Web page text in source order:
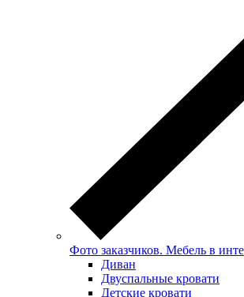
Фото заказчиков. Мебель в
Диван
Двуспальные кровати
Детские кровати